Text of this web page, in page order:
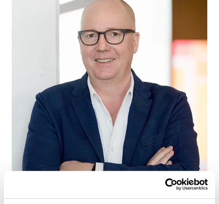
verändernde Arbeitswelt